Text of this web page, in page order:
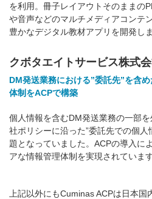
を利用。冊子レイアウトそのままの
や音声などのマルチメディアコンテ
豊かなデジタル教材アプリを開発しま
クボタエイトサービス株式
DM発送業務における”委託先”を含
体制をACPで構築
個人情報を含むDM発送業務の一部
社ポリシーに沿った”委託先での個人
題となっていました。ACPの導入に
アな情報管理体制を実現されています
上記以外にもCuminas ACPは日本